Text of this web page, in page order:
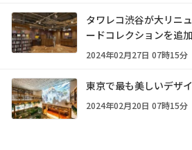
タワレコ渋谷が大リニ
ードコレクションを追加
2024年02月27日 07時15分
東京で最も美しいデザ
2024年02月20日 07時15分